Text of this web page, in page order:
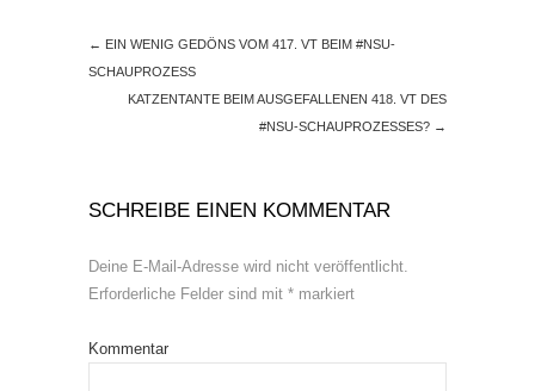
← EIN WENIG GEDÖNS VOM 417. VT BEIM #NSU-
SCHAUPROZESS
KATZENTANTE BEIM AUSGEFALLENEN 418. VT DES
#NSU-SCHAUPROZESSES? →
SCHREIBE EINEN KOMMENTAR
Deine E-Mail-Adresse wird nicht veröffentlicht.
Erforderliche Felder sind mit * markiert
Kommentar